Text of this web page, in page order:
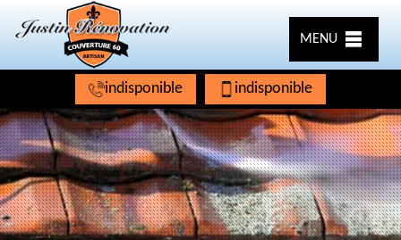
MENU
indisponible indisponible